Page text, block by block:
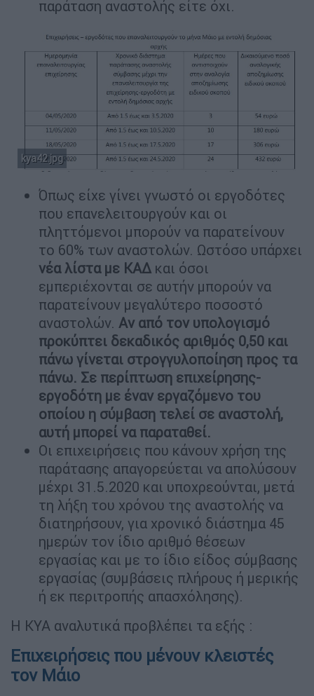
παράταση αναστολής είτε όχι.
kya42.jpg
Όπως είχε γίνει γνωστό οι εργοδότες
που επανελειτουργούν και οι
πληττόμενοι μπορούν να παρατείνουν
το 60% των αναστολών. Ωστόσο υπάρχει
νέα λίστα με ΚΑΔ και όσοι
εμπεριέχονται σε αυτήν μπορούν να
παρατείνουν μεγαλύτερο ποσοστό
αναστολών. Αν από τον υπολογισμό
προκύπτει δεκαδικός αριθμός 0,50 και
πάνω γίνεται στρογγυλοποίηση προς τα
πάνω. Σε περίπτωση επιχείρησης-
εργοδότη με έναν εργαζόμενο του
οποίου η σύμβαση τελεί σε αναστολή,
αυτή μπορεί να παραταθεί.
Οι επιχειρήσεις που κάνουν χρήση της
παράτασης απαγορεύεται να απολύσουν
μέχρι 31.5.2020 και υποχρεούνται, μετά
τη λήξη του χρόνου της αναστολής να
διατηρήσουν, για χρονικό διάστημα 45
ημερών τον ίδιο αριθμό θέσεων
εργασίας και με το ίδιο είδος σύμβασης
εργασίας (συμβάσεις πλήρους ή μερικής
ή εκ περιτροπής απασχόλησης).
Η ΚΥΑ αναλυτικά προβλέπει τα εξής :
Επιχειρήσεις που μένουν κλειστές
τον Μάιο